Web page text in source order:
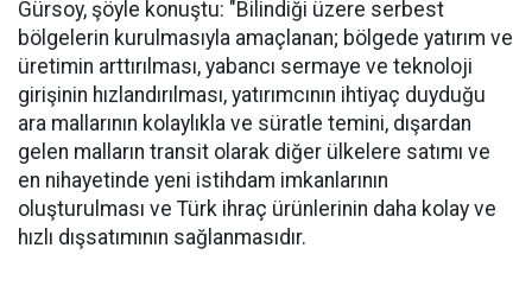
Gürsoy, şöyle konuştu: "Bilindiği üzere serbest
bölgelerin kurulmasıyla amaçlanan; bölgede yatırım ve
üretimin arttırılması, yabancı sermaye ve teknoloji
girişinin hızlandırılması, yatırımcının ihtiyaç duyduğu
ara mallarının kolaylıkla ve süratle temini, dışardan
gelen malların transit olarak diğer ülkelere satımı ve
en nihayetinde yeni istihdam imkanlarının
oluşturulması ve Türk ihraç ürünlerinin daha kolay ve
hızlı dışsatımının sağlanmasıdır.